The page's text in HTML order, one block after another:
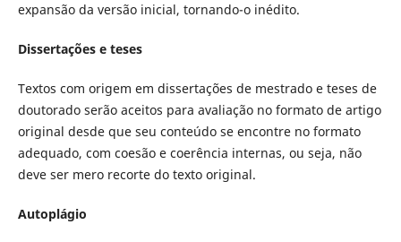
expansão da versão inicial, tornando-o inédito.
Dissertações e teses
Textos com origem em dissertações de mestrado e teses de
doutorado serão aceitos para avaliação no formato de artigo
original desde que seu conteúdo se encontre no formato
adequado, com coesão e coerência internas, ou seja, não
deve ser mero recorte do texto original.
Autoplágio